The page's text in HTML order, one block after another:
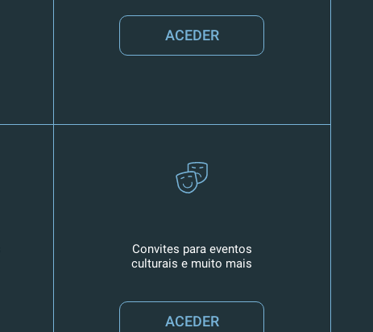
ACEDER
Convites para eventos
culturais e muito mais
ACEDER